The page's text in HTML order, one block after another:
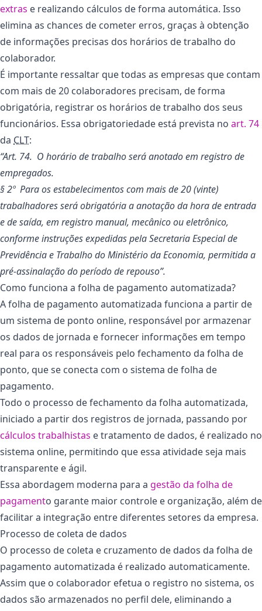
extras e realizando cálculos de forma automática. Isso
elimina as chances de cometer erros, graças à obtenção
de informações precisas dos horários de trabalho do
colaborador.
É importante ressaltar que todas as empresas que contam
com mais de 20 colaboradores precisam, de forma
obrigatória, registrar os horários de trabalho dos seus
funcionários. Essa obrigatoriedade está prevista no art. 74
da CLT:
“Art. 74. O horário de trabalho será anotado em registro de
empregados.
§ 2º Para os estabelecimentos com mais de 20 (vinte)
trabalhadores será obrigatória a anotação da hora de entrada
e de saída, em registro manual, mecânico ou eletrônico,
conforme instruções expedidas pela Secretaria Especial de
Previdência e Trabalho do Ministério da Economia, permitida a
pré-assinalação do período de repouso”.
Como funciona a folha de pagamento automatizada?
A folha de pagamento automatizada funciona a partir de
um sistema de ponto online, responsável por armazenar
os dados de jornada e fornecer informações em tempo
real para os responsáveis pelo fechamento da folha de
ponto, que se conecta com o sistema de folha de
pagamento.
Todo o processo de fechamento da folha automatizada,
iniciado a partir dos registros de jornada, passando por
cálculos trabalhistas e tratamento de dados, é realizado no
sistema online, permitindo que essa atividade seja mais
transparente e ágil.
Essa abordagem moderna para a gestão da folha de
pagamento garante maior controle e organização, além de
facilitar a integração entre diferentes setores da empresa.
Processo de coleta de dados
O processo de coleta e cruzamento de dados da folha de
pagamento automatizada é realizado automaticamente.
Assim que o colaborador efetua o registro no sistema, os
dados são armazenados no perfil dele, eliminando a